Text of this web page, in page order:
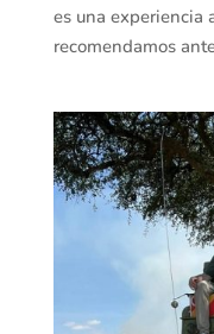
es una experiencia
recomendamos